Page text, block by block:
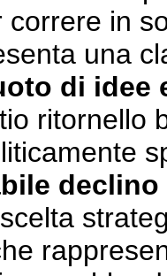
correre in
una
di idee
ritornello
declino